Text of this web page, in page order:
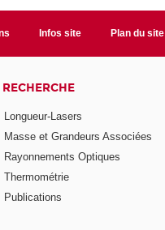
Infos site Plan du site
RECHERCHE
Longueur-Lasers
Masse et Grandeurs Associées
Rayonnements Optiques
Thermométrie
Publications